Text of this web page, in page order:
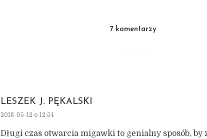
7 komentarzy
LESZEK J. PĘKALSKI
2018-05-12 o 12:54
Długi czas otwarcia migawki to genialny sposób, by